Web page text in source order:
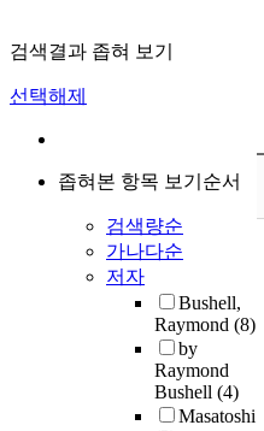
검색결과 좁혀 보기
선택해제
좁혀본 항목 보기순서
검색량순
가나다순
저자
Bushell,
Raymond (8)
by
Raymond
Bushell (4)
Masatoshi